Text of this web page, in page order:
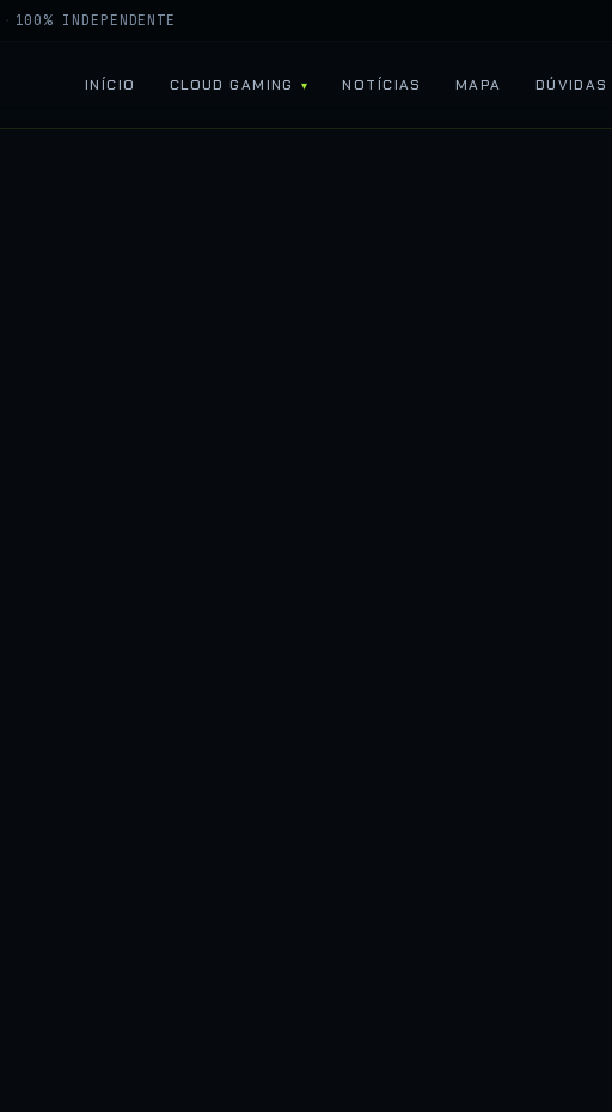
· 100% INDEPENDENTE
INÍCIO CLOUD GAMING NOTÍCIAS MAPA DÚVIDAS